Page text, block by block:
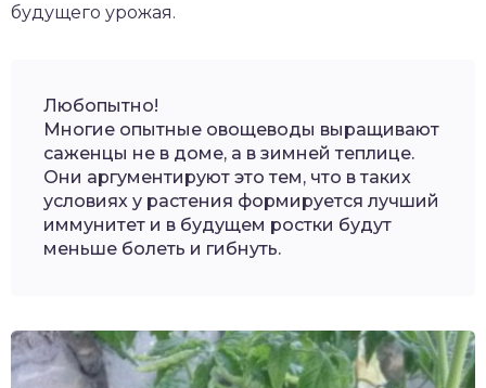
будущего урожая.
Любопытно!
Многие опытные овощеводы выращивают
саженцы не в доме, а в зимней теплице.
Они аргументируют это тем, что в таких
условиях у растения формируется лучший
иммунитет и в будущем ростки будут
меньше болеть и гибнуть.